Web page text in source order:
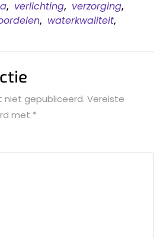
, verlichting, verzorging,
, waterkwaliteit,
niet gepubliceerd. Vereiste
met *